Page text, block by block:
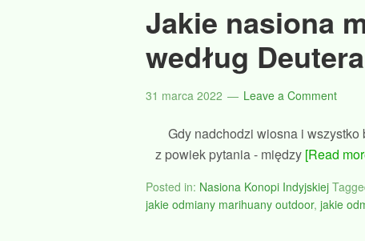
Jakie nasiona
według
31 marca 2022 Leave a Comment
Gdy nadchodzi wiosna i
z powiek pytania - między [Read
Posted in: Nasiona Konopi Indyjskiej
jakie odmiany marihuany outdoor, jakie